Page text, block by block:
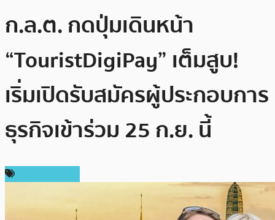
ก.ล.ต. กดปุ่มเดินหน้า
“TouristDigiPay” เต็มสูบ!
เริ่มเปิดรับสมัครผู้ประกอบการ
ธุรกิจเข้าร่วม 25 ก.ย. นี้